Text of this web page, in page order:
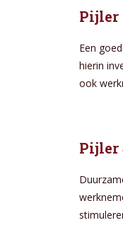
Pijler
Een
hierin
ook
Pijler